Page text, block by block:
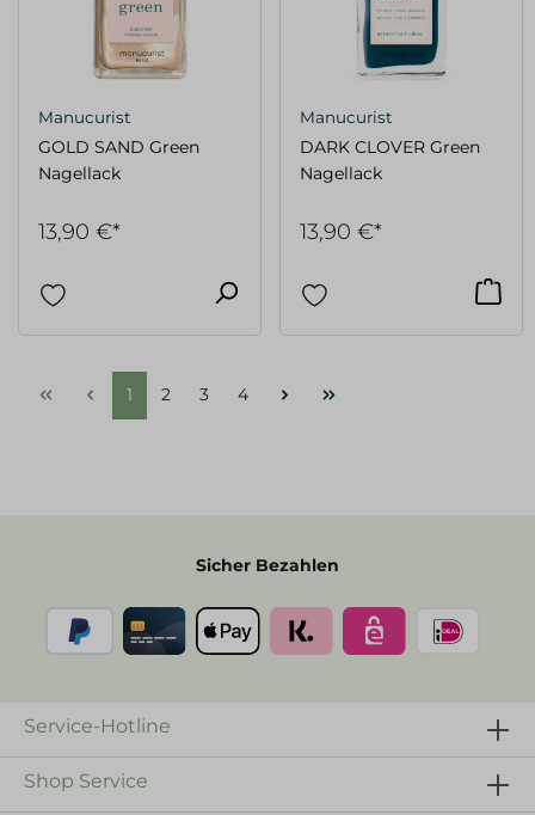
Manucurist
GOLD SAND Green
Nagellack
13,90 €*
Manucurist
DARK CLOVER Green
Nagellack
13,90 €*
1 2 3 4
Sicher Bezahlen
Service-Hotline
Shop Service